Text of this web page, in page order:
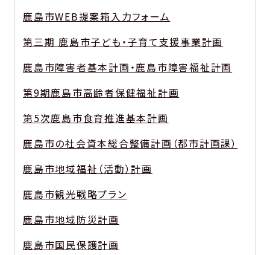
鹿島市WEB提案箱入力フォーム
第三期 鹿島市子ども・子育て支援事業計画
鹿島市障害者基本計画・鹿島市障害福祉計画
第9期鹿島市高齢者保健福祉計画
第5次鹿島市食育推進基本計画
鹿島市の社会資本総合整備計画（都市計画課）
鹿島市地域福祉（活動）計画
鹿島市観光戦略プラン
鹿島市地域防災計画
鹿島市国民保護計画